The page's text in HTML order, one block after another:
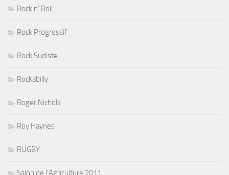
Rock n' Roll
Rock Progressif
Rock Sudiste
Rockabilly
Roger Nichols
Roy Haynes
RUGBY